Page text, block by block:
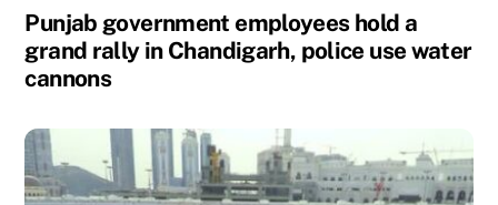
Punjab government employees hold a
grand rally in Chandigarh, police use water
cannons